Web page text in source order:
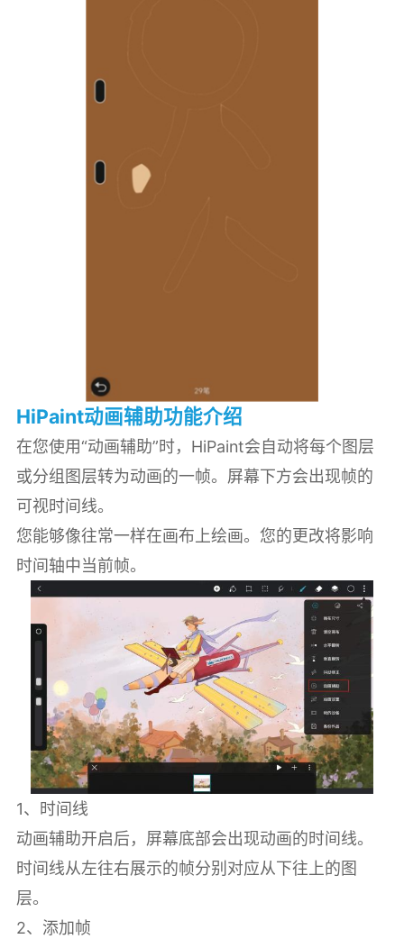
HiPaint动画辅助功能介绍
在您使用“动画辅助”时，HiPaint会自动将每个图层
或分组图层转为动画的一帧。屏幕下方会出现帧的
可视时间线。
您能够像往常一样在画布上绘画。您的更改将影响
时间轴中当前帧。
1、时间线
动画辅助开启后，屏幕底部会出现动画的时间线。
时间线从左往右展示的帧分别对应从下往上的图
层。
2、添加帧